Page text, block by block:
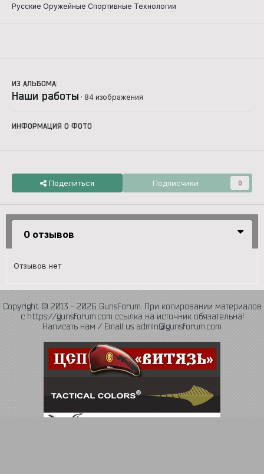
Русские Оружейные Спортивные Технологии
ИЗ АЛЬБОМА:
Наши работы · 84 изображения
ИНФОРМАЦИЯ О ФОТО
Поделиться Подписчики 0
0 отзывов
Отзывов нет
Copyright © 2013 - 2026 GunsForum. При копировании материалов
с https://gunsforum.com ссылка на источник обязательна!
Написать нам / Email us admin@gunsforum.com